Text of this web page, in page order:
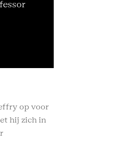
op voor
hij zich in